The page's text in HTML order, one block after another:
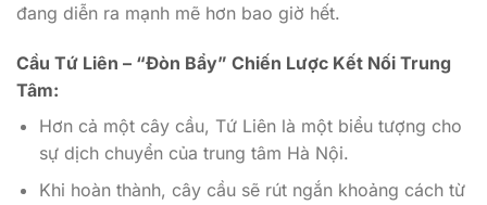
đang diễn ra mạnh mẽ hơn bao giờ hết.
Cầu Tứ Liên – “Đòn Bẩy” Chiến Lược Kết Nối Trung
Tâm:
Hơn cả một cây cầu, Tứ Liên là một biểu tượng cho
sự dịch chuyển của trung tâm Hà Nội.
Khi hoàn thành, cây cầu sẽ rút ngắn khoảng cách từ